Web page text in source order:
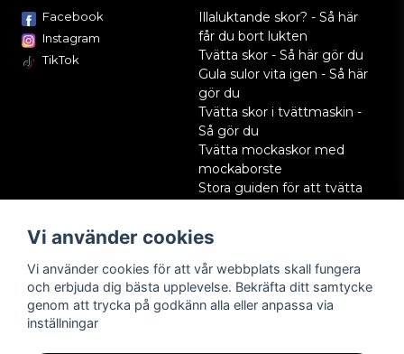
Facebook
Instagram
TikTok
Illaluktande skor? - Så här
får du bort lukten
Tvätta skor - Så här gör du
Gula sulor vita igen - Så här
gör du
Tvätta skor i tvättmaskin -
Så gör du
Tvätta mockaskor med
mockaborste
Stora guiden för att tvätta
gör du
Så tvättar du vita skor:
steg-för-steg
Vi använder cookies
Vi använder cookies för att vår webbplats skall fungera
och erbjuda dig bästa upplevelse. Bekräfta ditt samtycke
genom att trycka på godkänn alla eller anpassa via
inställningar